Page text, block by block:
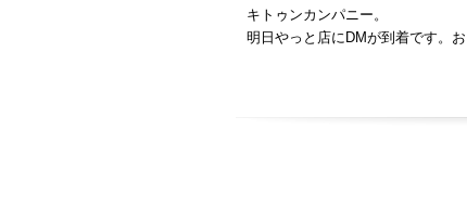
キトゥンカンパニー。
明日やっと店にDMが到着です。